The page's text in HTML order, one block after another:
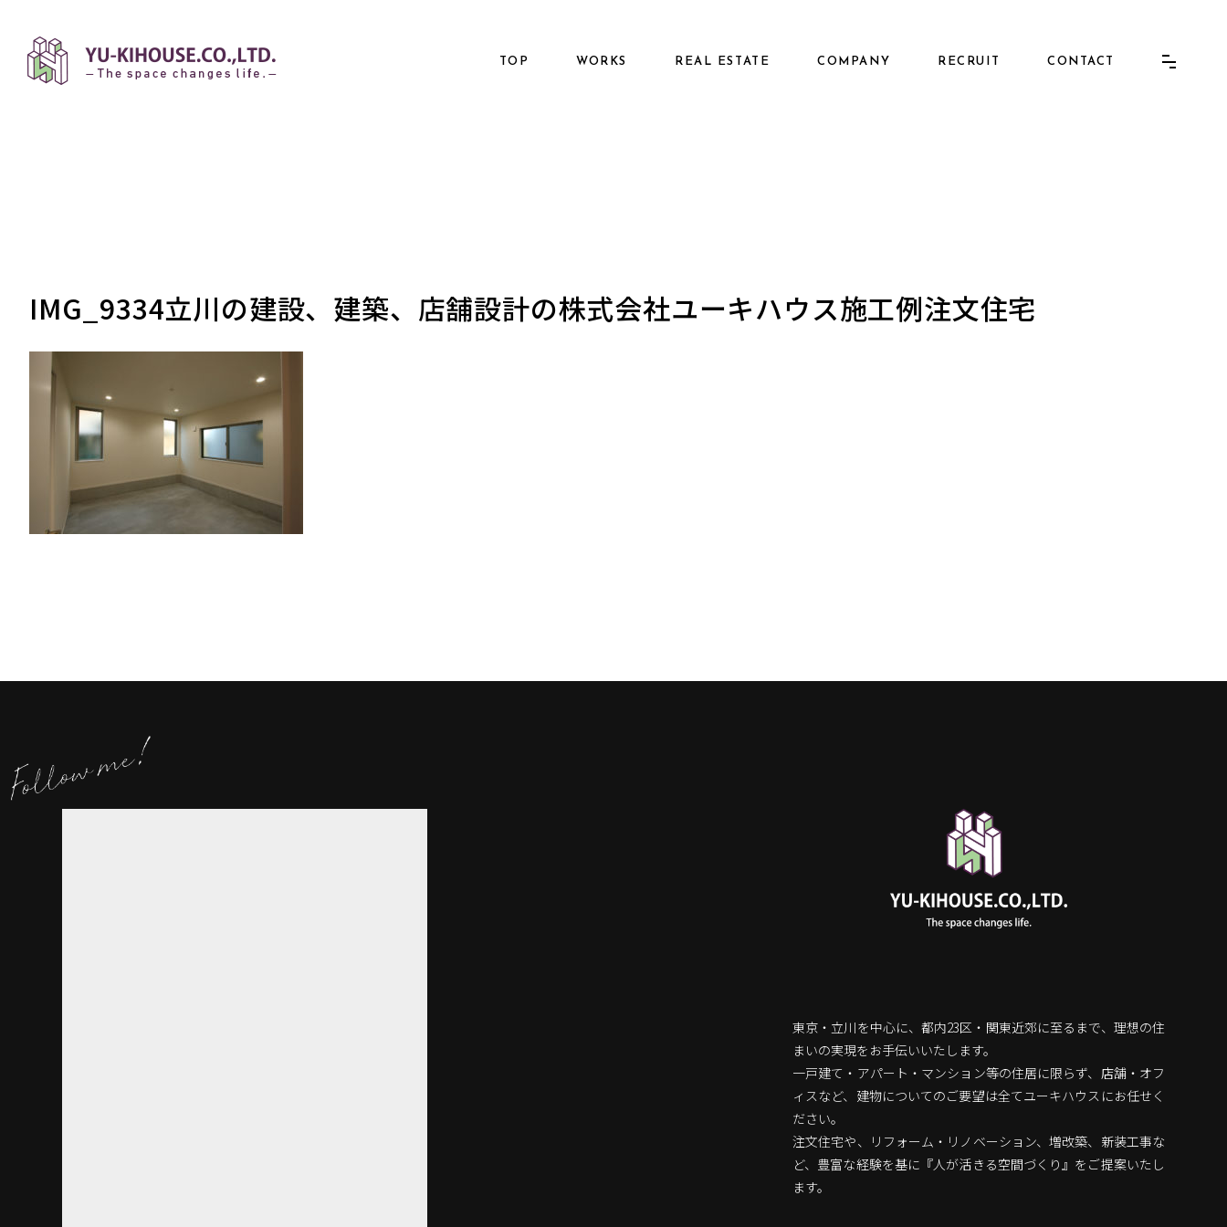
TOP WORKS REAL ESTATE COMPANY RECRUIT CONTACT
IMG_9334立川の建設、建築、店舗設計の株式会社ユーキハウス施工例注文住宅
東京・立川を中心に、都内23区・関東近郊に至るまで、理想の住
まいの実現をお手伝いいたします。
一戸建て・アパート・マンション等の住居に限らず、店舗・オフ
ィスなど、建物についてのご要望は全てユーキハウスにお任せく
ださい。
注文住宅や、リフォーム・リノベーション、増改築、新装工事な
ど、豊富な経験を基に『人が活きる空間づくり』をご提案いたし
ます。